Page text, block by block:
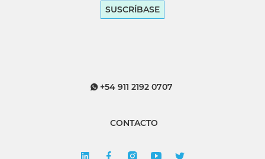
SUSCRÍBASE
+54 911 2192 0707
CONTACTO